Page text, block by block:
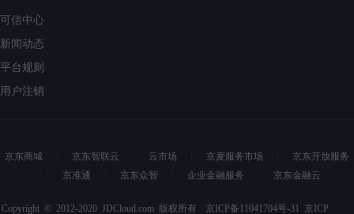
可信中心
新闻动态
平台规则
用户注销
京东商城 京东智联云 云市场 京麦服务市场
京东开放服务
京准通
京东众智 企业金融服务 京东金融云
Copyright © 2012-2020 JDCloud.com 版权所有 京ICP备11041704号-31 京ICP